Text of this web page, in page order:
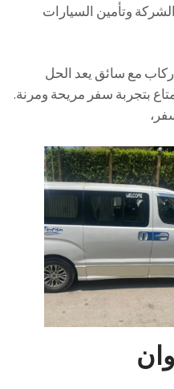
وتأمين السيارات
باختصار، استئجار سيارة عائلية 7 ركاب مع سائق يعد الحل
بتجربة سفر مريحة ومرنة.